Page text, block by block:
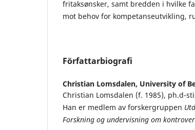
fritaksønsker, samt bredden i hvilke
mot behov for kompetanseutvikling,
Författarbiografi
Christian Lomsdalen, University of
Christian Lomsdalen (f. 1985), ph.d-
Han er medlem av forskergruppen
Forskning og undervisning om